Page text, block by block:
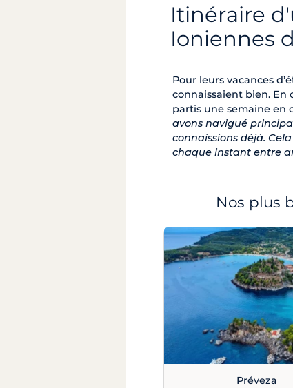
Itinéraire
Ioniennes
Pour leurs vacances
connaissaient bien. En
partis une semaine en
avons navigué
connaissions déjà.
chaque instant entre
Nos plus
Préveza